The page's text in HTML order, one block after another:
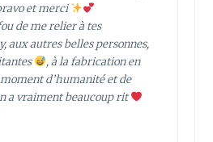
et merci
de me relier à tes
aux autres belles personnes,
, à la fabrication en
d’humanité et de
a vraiment beaucoup rit